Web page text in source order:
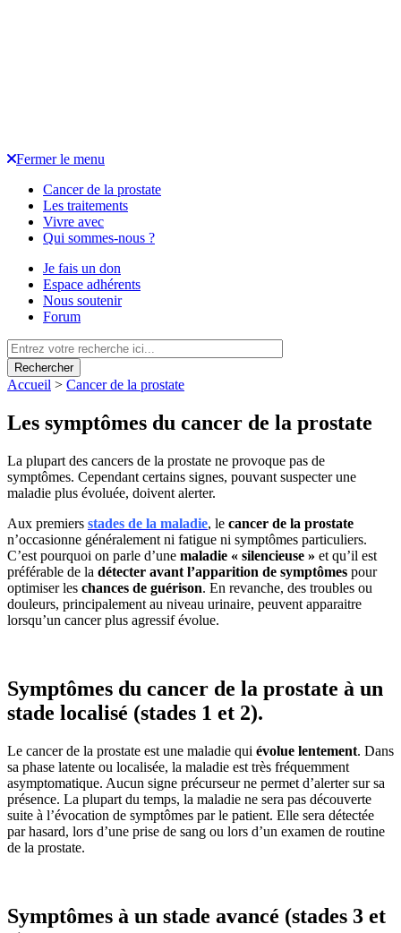
Fermer le menu
Cancer de la prostate
Les traitements
Vivre avec
Qui sommes-nous ?
Je fais un don
Espace adhérents
Nous soutenir
Forum
Rechercher
Accueil > Cancer de la prostate
Les symptômes du cancer de la prostate
La plupart des cancers de la prostate ne provoque pas de
symptômes. Cependant certains signes, pouvant suspecter une
maladie plus évoluée, doivent alerter.
Aux premiers stades de la maladie, le cancer de la prostate
n’occasionne généralement ni fatigue ni symptômes particuliers.
C’est pourquoi on parle d’une maladie « silencieuse » et qu’il est
préférable de la détecter avant l’apparition de symptômes pour
optimiser les chances de guérison. En revanche, des troubles ou
douleurs, principalement au niveau urinaire, peuvent apparaitre
lorsqu’un cancer plus agressif évolue.
Symptômes du cancer de la prostate à un
stade localisé (stades 1 et 2).
Le cancer de la prostate est une maladie qui évolue lentement. Dans
sa phase latente ou localisée, la maladie est très fréquemment
asymptomatique. Aucun signe précurseur ne permet d’alerter sur sa
présence. La plupart du temps, la maladie ne sera pas découverte
suite à l’évocation de symptômes par le patient. Elle sera détectée
par hasard, lors d’une prise de sang ou lors d’un examen de routine
de la prostate.
Symptômes à un stade avancé (stades 3 et